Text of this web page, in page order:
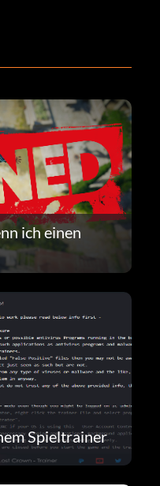
ich einen
Spieltrainer